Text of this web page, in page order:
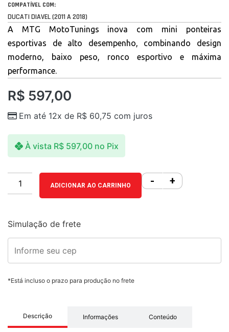
COMPATÍVEL COM:
DUCATI DIAVEL (2011 A 2018)
A MTG MotoTunings inova com mini ponteiras
esportivas de alto desempenho, combinando design
moderno, baixo peso, ronco esportivo e máxima
performance.
R$ 597,00
Em até 12x de R$ 60,75 com juros
À vista R$597,00 no Pix
- +
ADICIONAR AO CARRINHO
Simulação de frete
*Está incluso o prazo para produção no frete
Descrição Informações Conteúdo